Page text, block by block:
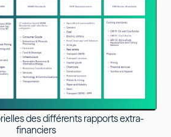
des différents rapports extra-
financiers